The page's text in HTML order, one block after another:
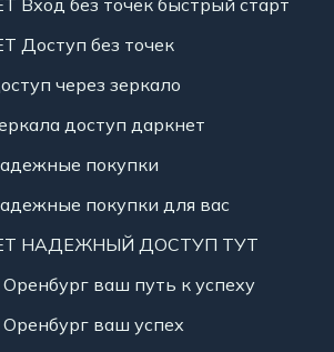
Вход без точек быстрый старт
Доступ без точек
через зеркало
доступ даркнет
покупки
покупки для вас
НАДЕЖНЫЙ ДОСТУП ТУТ
Оренбург ваш путь к успеху
Оренбург ваш успех